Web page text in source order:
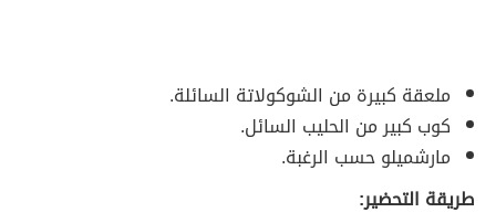
ملعقة كبيرة من الشوكولاتة السائلة.
كوب كبير من الحليب السائل.
مارشميلو حسب الرغبة.
طريقة التحضير: